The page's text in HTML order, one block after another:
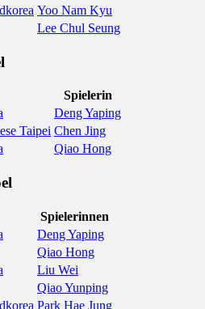
Yoo Nam Kyu
Lee Chul Seung
Spielerin
Deng Yaping
Taipei Chen Jing
Qiao Hong
Spielerinnen
Deng Yaping
Qiao Hong
Liu Wei
Qiao Yunping
Park Hae Jung